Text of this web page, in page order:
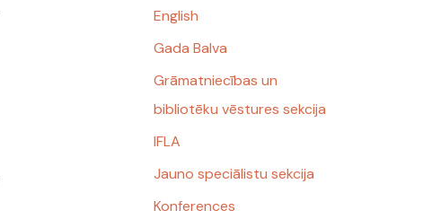
English
Gada Balva
Grāmatniecības un
bibliotēku vēstures sekcija
IFLA
Jauno speciālistu sekcija
Konferences